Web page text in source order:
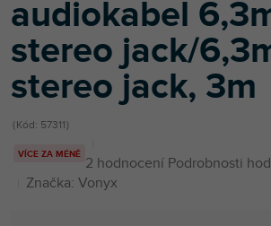
audiokabel
stereo jack/
stereo jack, 3m
Kód: 57311
VÍCE ZA MÉNĚ Průměrné
hodnocení
2 hodnocení Podrobnosti
Značka: Vonyx